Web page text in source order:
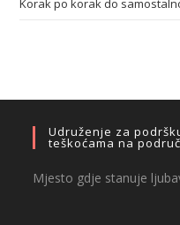
Korak po korak do
Udruženje za
teškoćama na
Mjesto gdje stanuje